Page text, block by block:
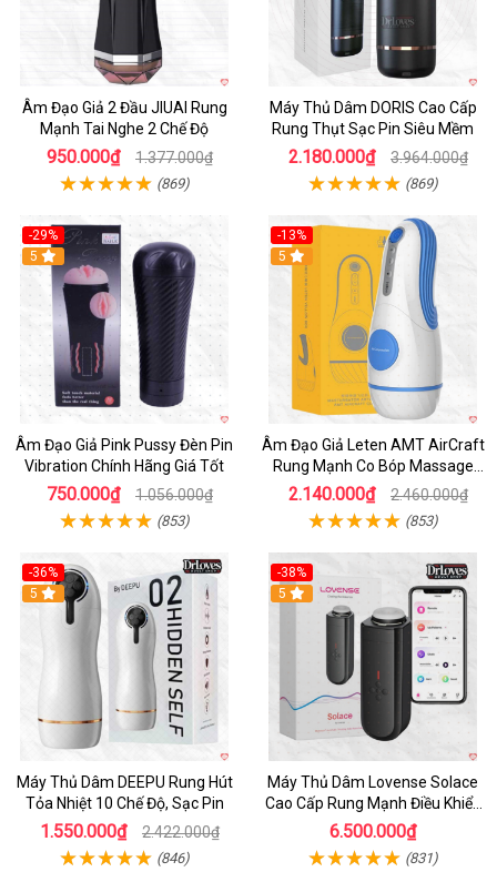
Âm Đạo Giả 2 Đầu JIUAI Rung
Mạnh Tai Nghe 2 Chế Độ
950.000₫ 1.377.000₫
(869)
Máy Thủ Dâm DORIS Cao Cấp
Rung Thụt Sạc Pin Siêu Mềm
2.180.000₫ 3.964.000₫
(869)
-29%
5
Âm Đạo Giả Pink Pussy Đèn Pin
Vibration Chính Hãng Giá Tốt
750.000₫ 1.056.000₫
(853)
-13%
5
Âm Đạo Giả Leten AMT AirCraft
Rung Mạnh Co Bóp Massage
Êm Ái
2.140.000₫ 2.460.000₫
(853)
-36%
Hot
5
Máy Thủ Dâm DEEPU Rung Hút
Tỏa Nhiệt 10 Chế Độ, Sạc Pin
1.550.000₫ 2.422.000₫
(846)
-38%
Hot
5
Máy Thủ Dâm Lovense Solace
Cao Cấp Rung Mạnh Điều Khiển
App
6.500.000₫
(831)